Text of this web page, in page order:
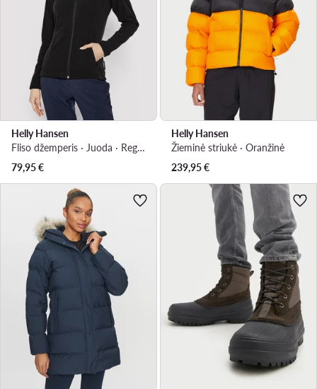
Helly Hansen
Fliso džemperis · Juoda · Regular Fit
79,95€
Helly Hansen
Žieminė striukė · Oranžinė
239,95€